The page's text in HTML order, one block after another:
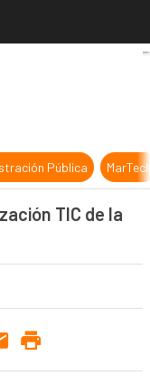
su
Pública
TIC de la